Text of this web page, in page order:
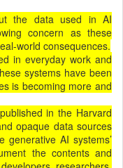
the data used in AI
concern as these
world consequences.
in everyday work and
systems have been
is becoming more and
in the Harvard
opaque data sources
AI systems’
the contents and